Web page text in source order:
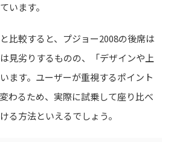
います。
比較すると、プジョー2008の後席は
見劣りするものの、「デザインや上
ます。ユーザーが重視するポイント
わるため、実際に試乗して座り比べ
る方法といえるでしょう。